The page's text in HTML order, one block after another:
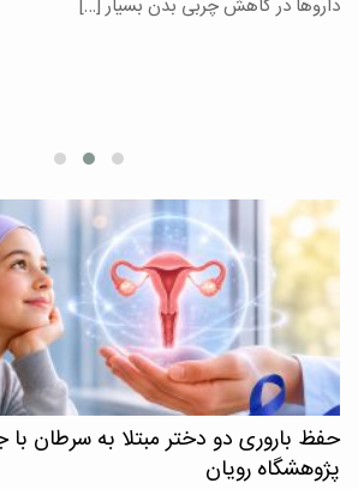
داروها در کاهش چربی بدن بسیار […]
حفظ باروری دو دختر مبتلا به سرطان با
پژوهشگاه رویان